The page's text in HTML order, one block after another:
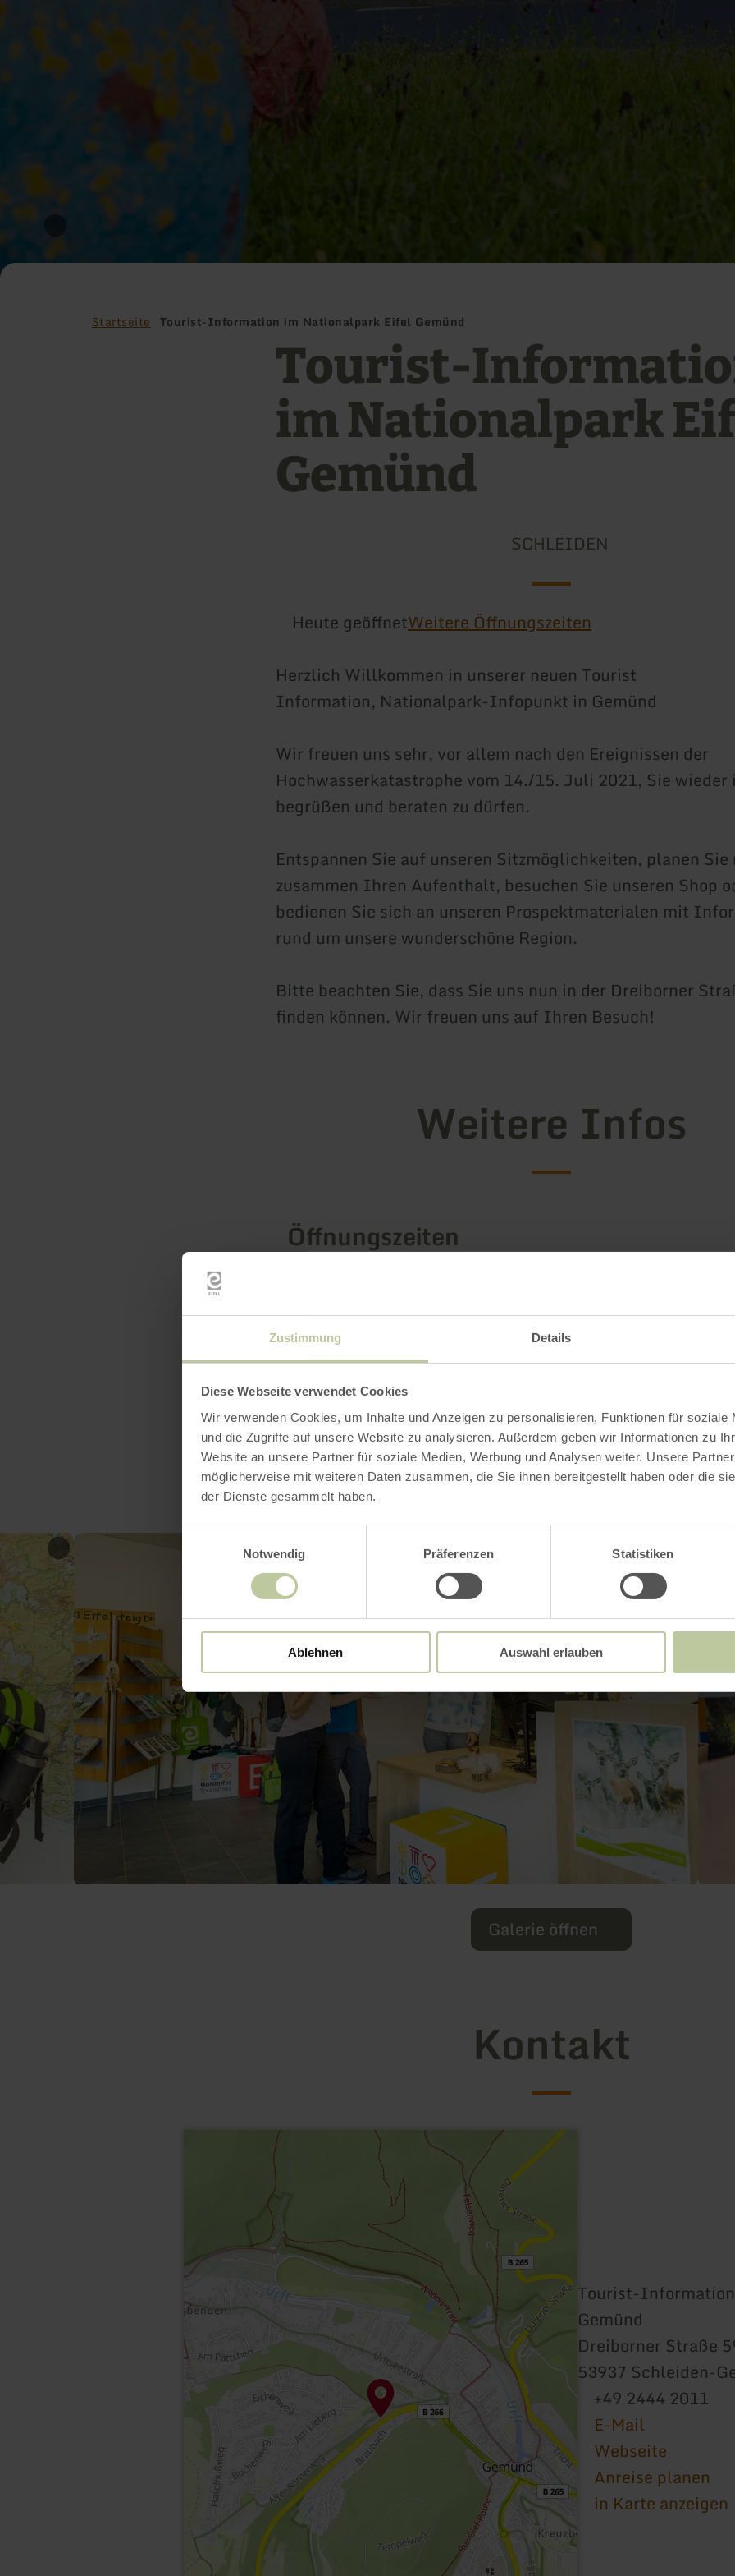
Zustimmung Details
Diese Webseite verwendet Cookies
Wir verwenden Cookies, um Inhalte und Anzeigen zu personalisieren, Funktionen für soziale
und die Zugriffe auf unsere Website zu analysieren. Außerdem geben wir Informationen zu
Website an unsere Partner für soziale Medien, Werbung und Analysen weiter. Unsere
möglicherweise mit weiteren Daten zusammen, die Sie ihnen bereitgestellt haben oder die
der Dienste gesammelt haben.
Einwilligungsauswahl
Notwendig
Präferenzen Statistiken
Ablehnen Auswahl erlauben
Startseite Tourist-Information im Nationalpark Eifel Gemünd
Tourist-
im Nationalpark
Gemünd
SCHLEIDEN
Heute geöffnetWeitere Öffnungszeiten
Herzlich Willkommen in unserer neuen Tourist
Information, Nationalpark-Infopunkt in Gemünd
Wir freuen uns sehr, vor allem nach den Ereignissen der
Hochwasserkatastrophe vom 14./15. Juli 2021, Sie wieder
begrüßen und beraten zu dürfen.
Entspannen Sie auf unseren Sitzmöglichkeiten, planen
zusammen Ihren Aufenthalt, besuchen Sie unseren Shop
bedienen Sie sich an unseren Prospektmaterialen mit
rund um unsere wunderschöne Region.
Bitte beachten Sie, dass Sie uns nun in der Dreiborner
finden können. Wir freuen uns auf Ihren Besuch!
Weitere Infos
Öffnungszeiten
Impressionen
Galerie öffnen
Kontakt
Tourist-
Gemünd
Dreiborner Straße
53937 Schleiden-
+49 2444 2011
E-Mail
Webseite
Anreise planen
in Karte anzeigen